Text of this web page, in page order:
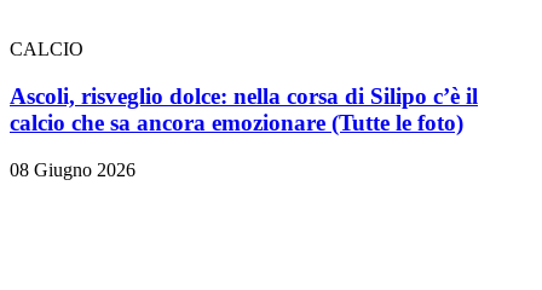
CALCIO
Ascoli, risveglio dolce: nella corsa di Silipo c’è il
calcio che sa ancora emozionare (Tutte le foto)
08 Giugno 2026